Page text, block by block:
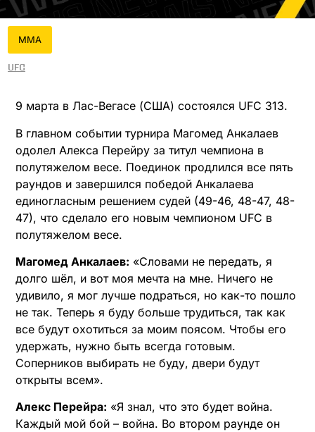
MMA
UFC
9 марта в Лас-Вегасе (США) состоялся UFC 313.
В главном событии турнира Магомед Анкалаев
одолел Алекса Перейру за титул чемпиона в
полутяжелом весе. Поединок продлился все пять
раундов и завершился победой Анкалаева
единогласным решением судей (49-46, 48-47, 48-
47), что сделало его новым чемпионом UFC в
полутяжелом весе. ​
Магомед Анкалаев: «Словами не передать, я
долго шёл, и вот моя мечта на мне. Ничего не
удивило, я мог лучше подраться, но как-то пошло
не так. Теперь я буду больше трудиться, так как
все будут охотиться за моим поясом. Чтобы его
удержать, нужно быть всегда готовым.
Соперников выбирать не буду, двери будут
открыты всем». ​
Алекс Перейра: «Я знал, что это будет война.
Каждый мой бой – война. Во втором раунде он